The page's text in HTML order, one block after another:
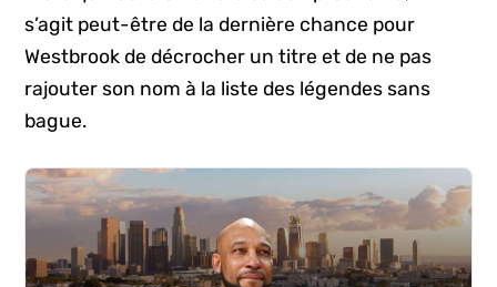
s’agit peut-être de la dernière chance pour
Westbrook de décrocher un titre et de ne pas
rajouter son nom à la liste des légendes sans
bague.